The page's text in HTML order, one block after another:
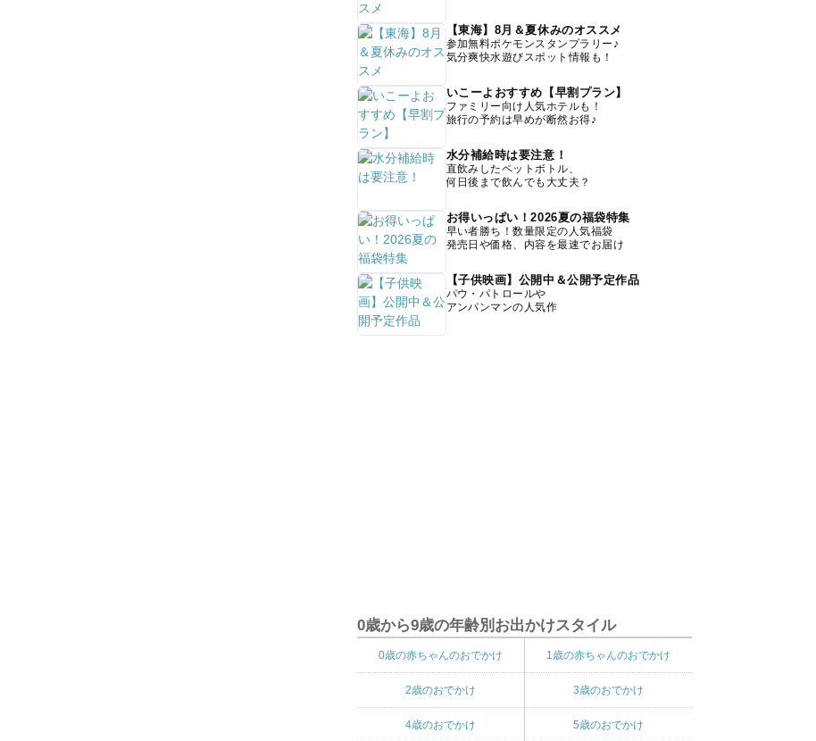
【東海】8月＆夏休みのオススメ
参加無料ポケモンスタンプラリー♪
気分爽快水遊びスポット情報も！
いこーよおすすめ【早割プラン】
ファミリー向け人気ホテルも！
旅行の予約は早めが断然お得♪
水分補給時は要注意！
直飲みしたペットボトル、
何日後まで飲んでも大丈夫？
お得いっぱい！2026夏の福袋特集
早い者勝ち！数量限定の人気福袋
発売日や価格、内容を最速でお届け
【子供映画】公開中＆公開予定作品
パウ・パトロールや
アンパンマンの人気作
0歳から9歳の年齢別お出かけスタイル
0歳の赤ちゃんのおでかけ 1歳の赤ちゃんのおでかけ
2歳のおでかけ 3歳のおでかけ
4歳のおでかけ 5歳のおでかけ